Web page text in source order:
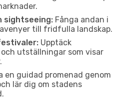
sightseeing: Fånga andan i
till fridfulla landskap.
Upptäck
utställningar som visar
en guidad promenad genom
lär dig om stadens